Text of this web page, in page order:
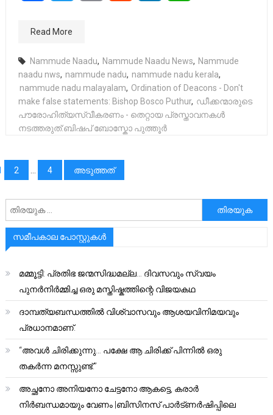
Read More
Nammude Naadu, Nammude Naadu News, Nammude
naadu nws, nammude nadu, nammude nadu kerala,
nammude nadu malayalam, Ordination of Deacons - Don't
make false statements: Bishop Bosco Puthur, ഡീക്കന്മാരുടെ
പൗരോഹിത്യസ്വീകരണം - തെറ്റായ പ്രസ്താവനകൾ
നടത്തരുത്:ബിഷപ് ബോസ്കോ പുത്തൂർ
2 4 അടുത്തത്
അനേഷിക്കുക
സമീപകാല പോസ്റ്റുകൾ
മമ്മൂട്ടി: പ്രതിഭ ജന്മസിദ്ധമല്ല… ദിവസവും സ്വയം
പുനർനിർമ്മിച്ച ഒരു മസ്തിഷ്കത്തിന്റെ വിജയകഥ
ദാമ്പത്യബന്ധത്തിൽ വിശ്വാസവും ആശയവിനിമയവും
പ്രധാനമാണ്.
“അവൾ ചിരിക്കുന്നു… പക്ഷേ ആ ചിരിക്ക് പിന്നിൽ ഒരു
തകർന്ന മനസ്സുണ്ട്.”
അച്ഛനോ അനിയനോ ചേട്ടനോ ആകട്ടെ, കരാർ
നിർബന്ധമായും വേണം |ബിസിനസ് പാർട്ണർഷിപ്പിലെ